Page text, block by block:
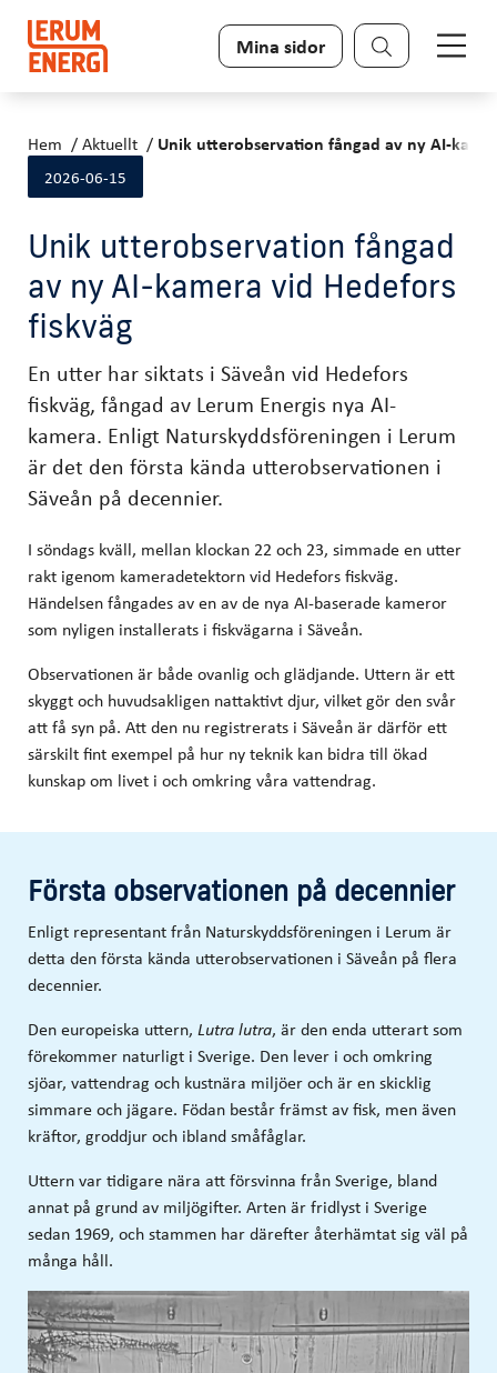
Sök
Mina sidor
Hem Aktuellt Unik utterobservation fångad av ny AI-
2026-06-15
Unik utterobservation fångad
av ny AI-kamera vid Hedefors
fiskväg
En utter har siktats i Säveån vid Hedefors
fiskväg, fångad av Lerum Energis nya AI-
kamera. Enligt Naturskyddsföreningen i Lerum
är det den första kända utterobservationen i
Säveån på decennier.
I söndags kväll, mellan klockan 22 och 23, simmade en utter
rakt igenom kameradetektorn vid Hedefors fiskväg.
Händelsen fångades av en av de nya AI-baserade kameror
som nyligen installerats i fiskvägarna i Säveån.
Observationen är både ovanlig och glädjande. Uttern är ett
skyggt och huvudsakligen nattaktivt djur, vilket gör den svår
att få syn på. Att den nu registrerats i Säveån är därför ett
särskilt fint exempel på hur ny teknik kan bidra till ökad
kunskap om livet i och omkring våra vattendrag.
Första observationen på decennier
Enligt representant från Naturskyddsföreningen i Lerum är
detta den första kända utterobservationen i Säveån på flera
decennier.
Den europeiska uttern, Lutra lutra, är den enda utterart som
förekommer naturligt i Sverige. Den lever i och omkring
sjöar, vattendrag och kustnära miljöer och är en skicklig
simmare och jägare. Födan består främst av fisk, men även
kräftor, groddjur och ibland småfåglar.
Uttern var tidigare nära att försvinna från Sverige, bland
annat på grund av miljögifter. Arten är fridlyst i Sverige
sedan 1969, och stammen har därefter återhämtat sig väl på
många håll.